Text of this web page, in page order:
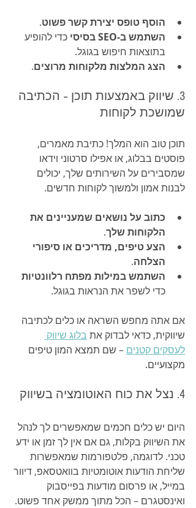
הוסף טופס יצירת קשר פשוט.
השתמש ב-SEO בסיסי
כדי להופיע
בתוצאות חיפוש בגוגל.
הצג המלצות מלקוחות מרוצים.
3. שיווק באמצעות תוכן – הכתיבה
שמושכת לקוחות
תוכן טוב הוא המלך! כתיבת מאמרים,
פוסטים בבלוג, או אפילו סרטוני וידאו
שמסבירים על השירותים שלך, יכולים
לבנות אמון ולמשוך לקוחות חדשים.
כתוב על נושאים שמעניינים את
הלקוחות שלך.
הצע טיפים, מדריכים או סיפורי
הצלחה.
השתמש במילות מפתח רלוונטיות
כדי לשפר את הנראות בגוגל.
אם אתה מחפש השראה או כלים לכתיבה
שיווקית, כדאי לבדוק את בלוג שיווק
לעסקים קטנים – שם תמצא המון טיפים
מקצועיים.
4. נצל את כוח האוטומציה בשיווק
היום יש כלים חכמים שמאפשרים לך לנהל
את השיווק בקלות, גם אם אין לך זמן או ידע
טכני. לדוגמה, פלטפורמות שמאפשרות
שליחת הודעות אוטומטיות בוואטסאפ, דיוור
במייל, או פרסום מודעות בפייסבוק
ואינסטגרם – הכל מתוך ממשק אחד פשוט.